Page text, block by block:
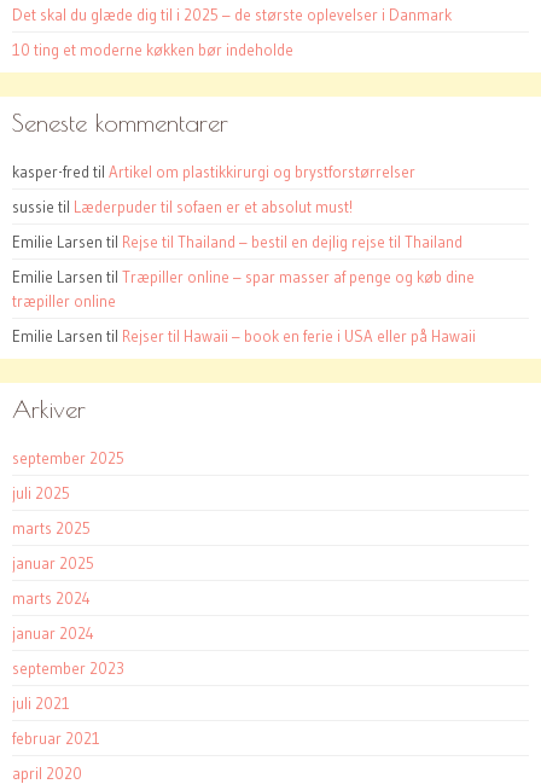
Det skal du glæde dig til i 2025 – de største oplevelser i Danmark
10 ting et moderne køkken bør indeholde
Seneste kommentarer
kasper-fred til Artikel om plastikkirurgi og brystforstørrelser
sussie til Læderpuder til sofaen er et absolut must!
Emilie Larsen til Rejse til Thailand – bestil en dejlig rejse til Thailand
Emilie Larsen til Træpiller online – spar masser af penge og køb dine
træpiller online
Emilie Larsen til Rejser til Hawaii – book en ferie i USA eller på Hawaii
Arkiver
september 2025
juli 2025
marts 2025
januar 2025
marts 2024
januar 2024
september 2023
juli 2021
februar 2021
april 2020